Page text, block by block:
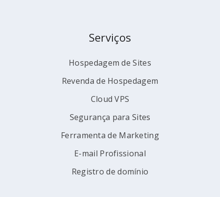
Serviços
Hospedagem de Sites
Revenda de Hospedagem
Cloud VPS
Segurança para Sites
Ferramenta de Marketing
E-mail Profissional
Registro de domínio